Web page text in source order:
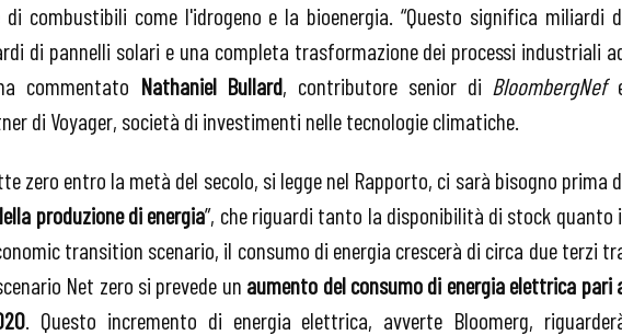
combustibili come l'idrogeno e la bioenergia. “Questo significa miliardi
di pannelli solari e una completa trasformazione dei processi industriali
commentato Nathaniel Bullard, contributore senior di BloombergNef
di Voyager, società di investimenti nelle tecnologie climatiche.
zero entro la metà del secolo, si legge nel Rapporto, ci sarà bisogno prima
produzione di energia”, che riguardi tanto la disponibilità di stock quanto
transition scenario, il consumo di energia crescerà di circa due terzi
Net zero si prevede un aumento del consumo di energia elettrica pari
. Questo incremento di energia elettrica, avverte Bloomerg,